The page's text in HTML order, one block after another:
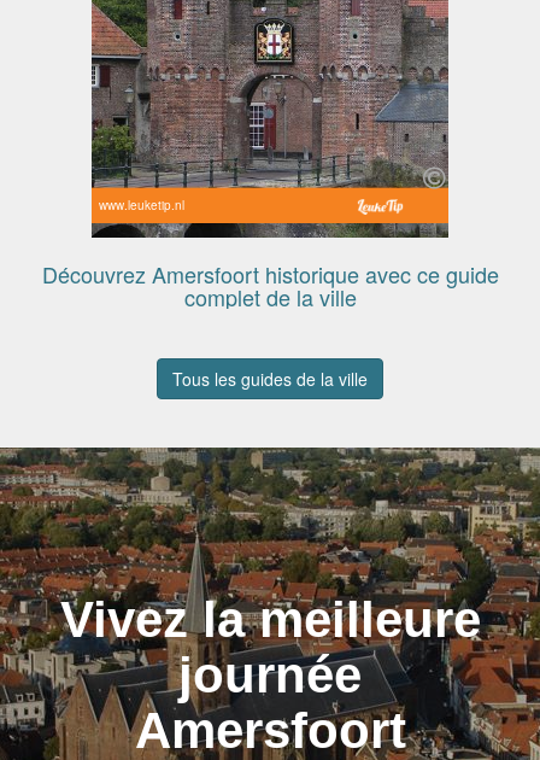
www.leuketip.nl
Découvrez Amersfoort historique avec ce guide
complet de la ville
Tous les guides de la ville
Vivez la meilleure
journée
Amersfoort